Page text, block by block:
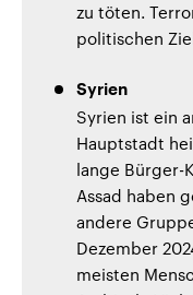
zu töten.
politischen
Syrien
Syrien ist ein
Hauptstadt
lange Bürger-
Assad haben
andere
Dezember
meisten